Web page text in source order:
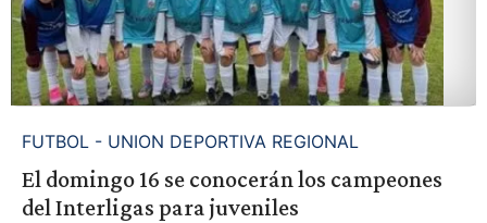
FUTBOL - UNION DEPORTIVA REGIONAL
El domingo 16 se conocerán los campeones
del Interligas para juveniles